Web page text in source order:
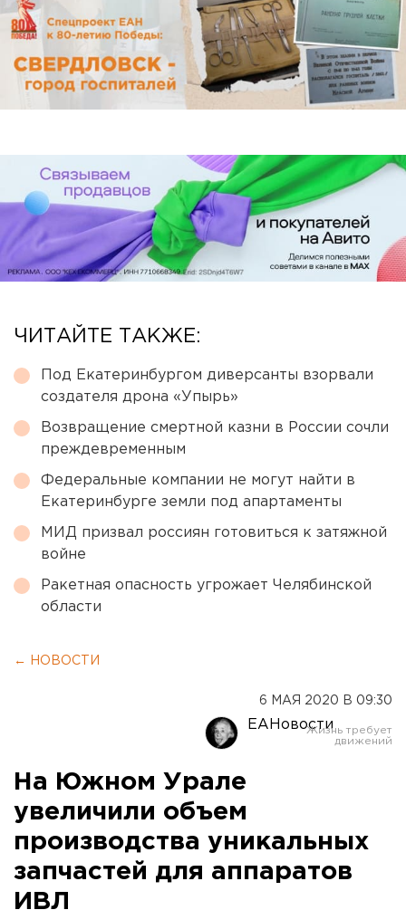
ЧИТАЙТЕ ТАКЖЕ:
Под Екатеринбургом диверсанты взорвали
создателя дрона «Упырь»
Возвращение смертной казни в России сочли
преждевременным
Федеральные компании не могут найти в
Екатеринбурге земли под апартаменты
МИД призвал россиян готовиться к затяжной
войне
Ракетная опасность угрожает Челябинской
области
← НОВОСТИ
6 МАЯ 2020 В 09:30
ЕАНовости
На Южном Урале
увеличили объем
производства уникальных
запчастей для аппаратов
ИВЛ